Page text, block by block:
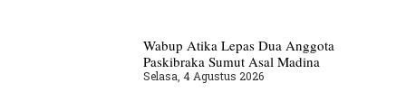
Wabup Atika Lepas Dua Anggota
Paskibraka Sumut Asal Madina
Selasa, 4 Agustus 2026